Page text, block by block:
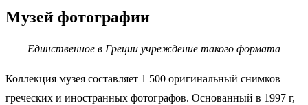
Музей фотографии
Единственное в Греции учреждение такого формата
Коллекция музея составляет 1 500 оригинальный снимков
греческих и иностранных фотографов. Основанный в 1997 г,